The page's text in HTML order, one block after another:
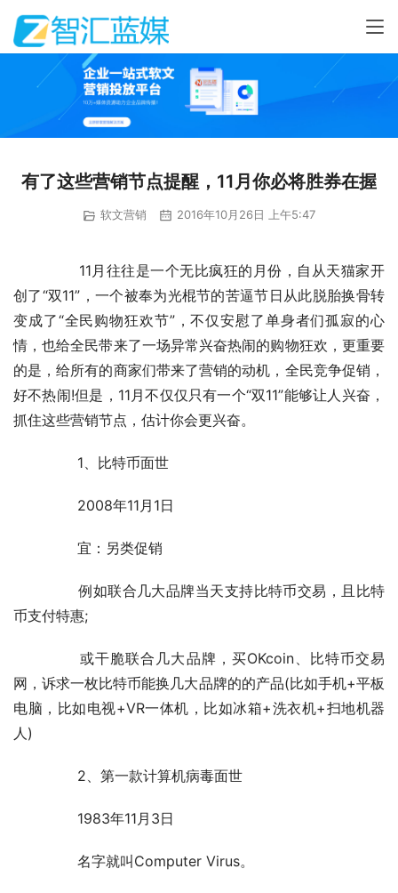
有了这些营销节点提醒，11月你必将胜券在握
软文营销 2016年10月26日 上午5:47
创了“双11”，一个被奉为光棍节的苦逼节日从此脱胎换骨转
变成了“全民购物狂欢节”，不仅安慰了单身者们孤寂的心
情，也给全民带来了一场异常兴奋热闹的购物狂欢，更重要
的是，给所有的商家们带来了营销的动机，全民竞争促销，
好不热闹!但是，11月不仅仅只有一个“双11”能够让人兴奋，
抓住这些营销节点，估计你会更兴奋。
	　　1、比特币面世
	　　2008年11月1日
	　　宜：另类促销
币支付特惠;
网，诉求一枚比特币能换几大品牌的的产品(比如手机+平板
电脑，比如电视+VR一体机，比如冰箱+洗衣机+扫地机器
人)
	　　2、第一款计算机病毒面世
	　　1983年11月3日
	　　名字就叫Computer Virus。